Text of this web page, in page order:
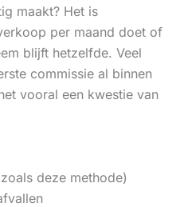
maakt? Het is
per maand doet of
blijft hetzelfde. Veel
commissie al binnen
vooral een kwestie van
deze methode)